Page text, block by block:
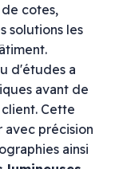
cotes,
solutions les
d'études a
avant de
Cette
précision
ainsi